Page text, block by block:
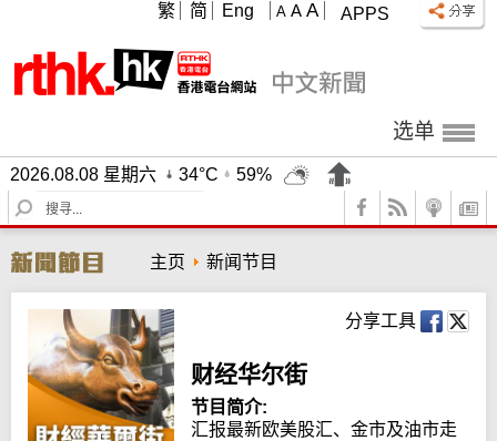
APPS
A A A
繁 简 Eng
选单
2026.08.08 星期六 34°C
59%
S
e
r
c
h
主页 新闻节目
分享工具
财经华尔街
节目简介:
汇报最新欧美股汇、金市及油市走